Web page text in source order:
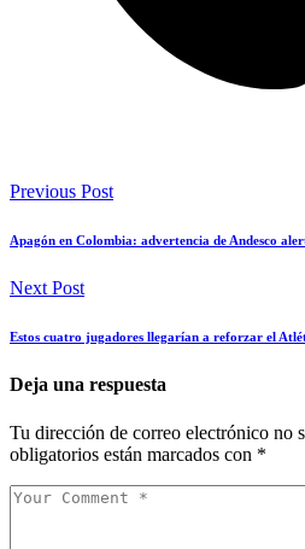
Previous Post
Apagón en Colombia: advertencia de Andesco
Next Post
Estos cuatro jugadores llegarían a reforzar el
Deja una respuesta
Tu dirección de correo electrónico no
obligatorios están marcados con *